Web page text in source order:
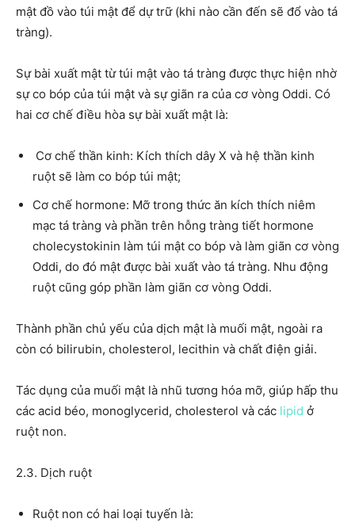
mật đồ vào túi mật để dự trữ (khi nào cần đến sẽ đổ vào tá
tràng).
Sự bài xuất mật từ túi mật vào tá tràng được thực hiện nhờ
sự co bóp của túi mật và sự giãn ra của cơ vòng Oddi. Có
hai cơ chế điều hòa sự bài xuất mật là:
Cơ chế thần kinh: Kích thích dây X và hệ thần kinh
ruột sẽ làm co bóp túi mật;
Cơ chế hormone: Mỡ trong thức ăn kích thích niêm
mạc tá tràng và phần trên hỗng tràng tiết hormone
cholecystokinin làm túi mật co bóp và làm giãn cơ vòng
Oddi, do đó mật được bài xuất vào tá tràng. Nhu động
ruột cũng góp phần làm giãn cơ vòng Oddi.
Thành phần chủ yếu của dịch mật là muối mật, ngoài ra
còn có bilirubin, cholesterol, lecithin và chất điện giải.
Tác dụng của muối mật là nhũ tương hóa mỡ, giúp hấp thu
các acid béo, monoglycerid, cholesterol và các lipid ở
ruột non.
2.3. Dịch ruột
Ruột non có hai loại tuyến là: